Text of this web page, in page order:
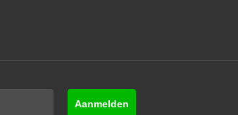
Aanmelden